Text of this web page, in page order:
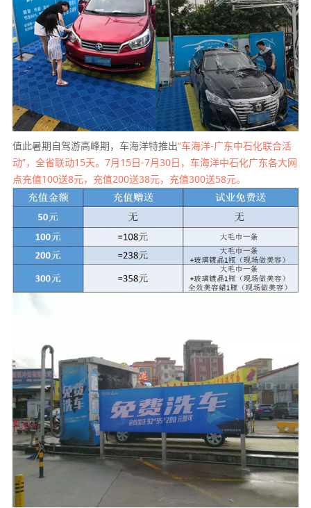
值此暑期自驾游高峰期，车海洋特推出“车海洋-广东中石化联合活
动”，全省联动15天。 7月15日-7月30日 ， 车海洋中石化广东各大网
点充值100送8元，充值200送38元，充值300送58元。